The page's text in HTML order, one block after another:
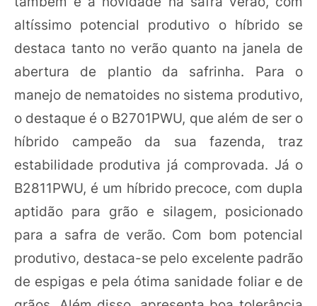
altíssimo potencial produtivo o híbrido se
destaca tanto no verão quanto na janela de
abertura de plantio da safrinha. Para o
manejo de nematoides no sistema produtivo,
o destaque é o B2701PWU, que além de ser o
híbrido campeão da sua fazenda, traz
estabilidade produtiva já comprovada. Já o
B2811PWU, é um híbrido precoce, com dupla
aptidão para grão e silagem, posicionado
para a safra de verão. Com bom potencial
produtivo, destaca-se pelo excelente padrão
de espigas e pela ótima sanidade foliar e de